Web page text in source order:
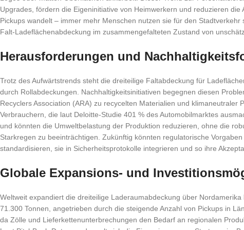
Upgrades, fördern die Eigeninitiative von Heimwerkern und reduzieren
Pickups wandelt – immer mehr Menschen nutzen sie für den
Falt-Ladeflächenabdeckung im zusammengefalteten Zustand von
Herausforderungen und
Trotz des Aufwärtstrends steht die dreiteilige Faltabdeckung für
durch Rollabdeckungen. Nachhaltigkeitsinitiativen begegnen diesen
Recyclers Association (ARA) zu recycelten Materialien und
Verbrauchern, die laut Deloitte-Studie 401 % des Automobilmarktes
und könnten die Umweltbelastung der Produktion reduzieren, ohne die
Starkregen zu beeinträchtigen. Zukünftig könnten regulatorische
standardisieren, sie in Sicherheitsprotokolle integrieren und so ihre
Globale Expansions- und
Weltweit expandiert die dreiteilige Laderaumabdeckung über
71.300 Tonnen, angetrieben durch die steigende Anzahl von Pickups in
da Zölle und Lieferkettenunterbrechungen den Bedarf an regionalen